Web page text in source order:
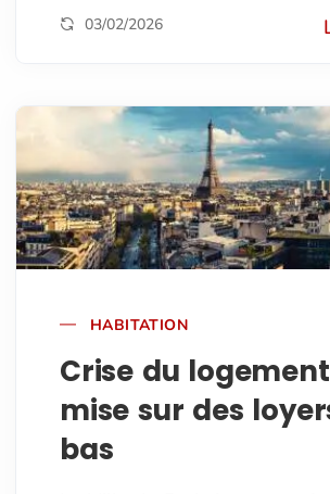
03/02/2026
HABITATION
Crise du
mise sur des
bas